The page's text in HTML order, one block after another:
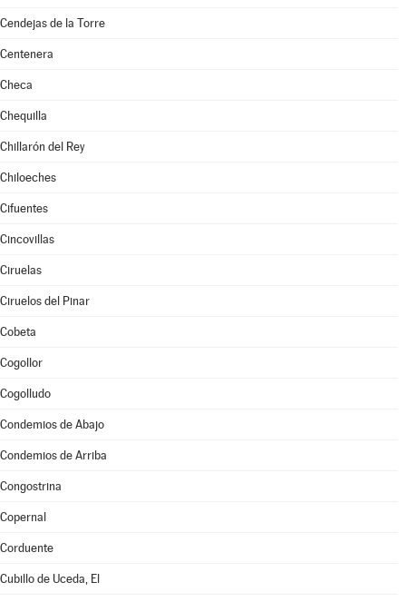
Cendejas de la Torre
Centenera
Checa
Chequilla
Chillarón del Rey
Chiloeches
Cifuentes
Cincovillas
Ciruelas
Ciruelos del Pinar
Cobeta
Cogollor
Cogolludo
Condemios de Abajo
Condemios de Arriba
Congostrina
Copernal
Corduente
Cubillo de Uceda, El